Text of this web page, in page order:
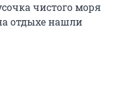
чистого моря
отдыхе нашли